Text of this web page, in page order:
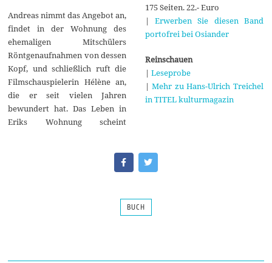
Andreas nimmt das Angebot an,
findet in der Wohnung des
ehemaligen Mitschülers
Röntgenaufnahmen von dessen
Kopf, und schließlich ruft die
Filmschauspielerin Hélène an,
die er seit vielen Jahren
bewundert hat. Das Leben in
Eriks Wohnung scheint
175 Seiten. 22.- Euro
| Erwerben Sie diesen Band
portofrei bei Osiander
Reinschauen
| Leseprobe
| Mehr zu Hans-Ulrich Treichel
in TITEL kulturmagazin
BUCH